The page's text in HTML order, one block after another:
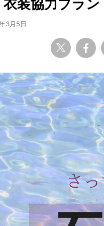
衣装協力ブラ
3月5日